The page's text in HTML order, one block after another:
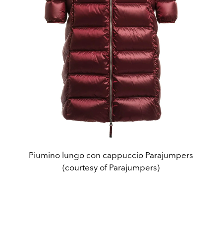
Piumino lungo con cappuccio Parajumpers
(courtesy of Parajumpers)